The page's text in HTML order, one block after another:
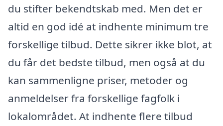
du stifter bekendtskab med. Men det er
altid en god idé at indhente minimum tre
forskellige tilbud. Dette sikrer ikke blot, at
du får det bedste tilbud, men også at du
kan sammenligne priser, metoder og
anmeldelser fra forskellige fagfolk i
lokalområdet. At indhente flere tilbud